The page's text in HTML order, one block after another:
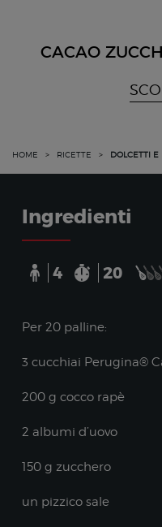
CACAO
HOME > RICETTE > DOLCETTI E
Ingredienti
4 20
Per 20 palline:
3 cucchiai Perugina®
200 g cocco rapè
2 albumi d’uovo
150 g zucchero
un pizzico sale